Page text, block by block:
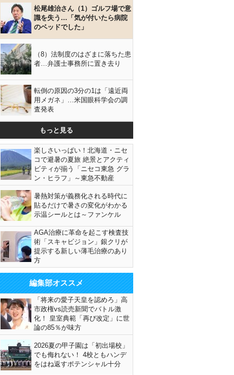
松尾雄治さん（1）ゴルフ場で意
識を失う…「気が付いたら病院
のベッドでした」
（8）法制度のはざまに落ちた患
者…弁護士事務所に置き去り
転倒の原因の3分の1は「遠近両
用メガネ」…米国眼科学会の調
査発表
もっと見る
楽しさいっぱい！北海道・ニセ
コで避暑の夏旅 絶景とアクティ
ビティが揃う「ニセコ東急 グラ
ン・ヒラフ」～東急不動産
暑熱対策が義務化される時代に
貼るだけで暑さの変化がわかる
示温シールとは～ファンケル
AGA治療に革命を起こす検査技
術「スキャビジョン」銀クリが
提示する新しい薄毛治療のあり
方
編集部オススメ
「将来の愛子天皇を認めろ」高
市政権vs読売新聞でバトル激
化！ 皇室典範「再び改定」に世
論の85％が味方
2026夏の甲子園は「初出場校」
でも侮れない！ 4校ともハンデ
をはね返すポテンシャル十分